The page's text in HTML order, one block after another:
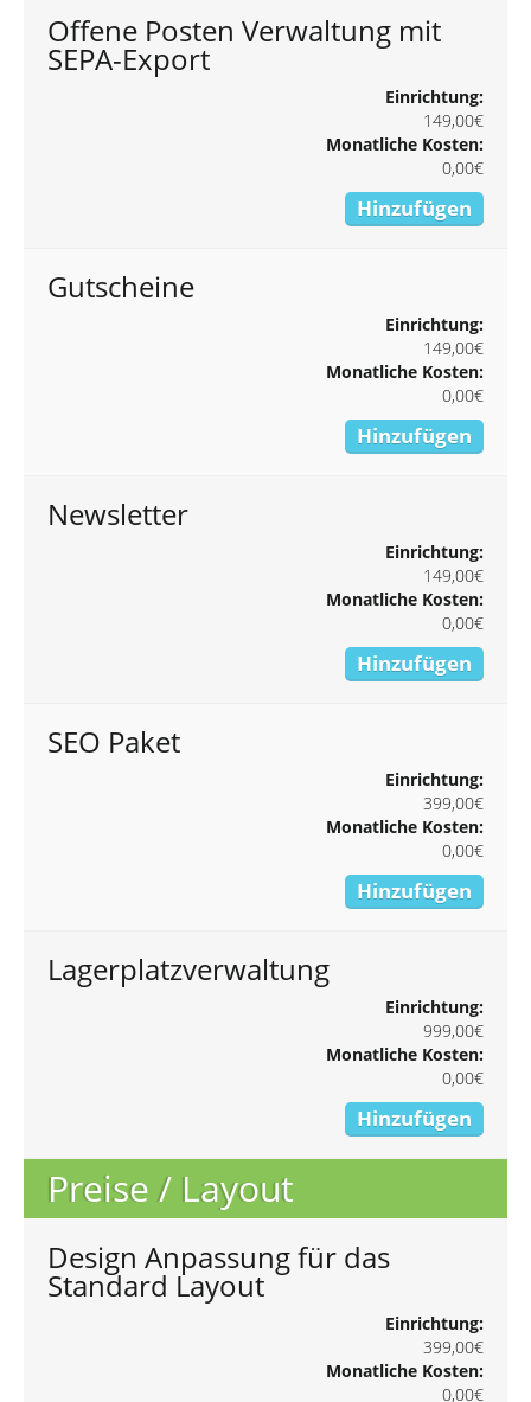
Offene Posten Verwaltung mit
SEPA-Export
Einrichtung:
149,00€
Monatliche Kosten:
0,00€
Hinzufügen
Gutscheine
Einrichtung:
149,00€
Monatliche Kosten:
0,00€
Hinzufügen
Newsletter
Einrichtung:
149,00€
Monatliche Kosten:
0,00€
Hinzufügen
SEO Paket
Einrichtung:
399,00€
Monatliche Kosten:
0,00€
Hinzufügen
Lagerplatzverwaltung
Einrichtung:
999,00€
Monatliche Kosten:
0,00€
Hinzufügen
Preise / Layout
Design Anpassung für das
Standard Layout
Einrichtung:
399,00€
Monatliche Kosten:
0,00€